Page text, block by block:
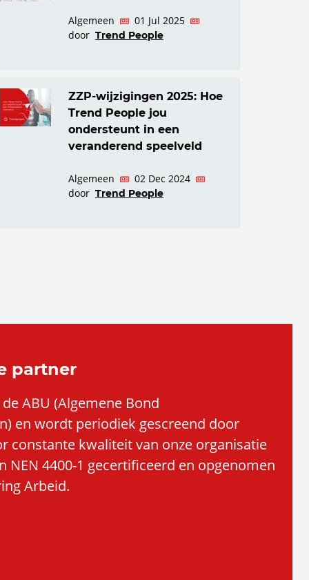
Algemeen
01 Jul 2025
door Trend People
ZZP-wijzigingen 2025: Hoe
Trend People jou
ondersteunt in een
veranderend speelveld
Algemeen
02 Dec 2024
door Trend People
partner
ABU (Algemene Bond
en wordt periodiek gescreend door
constante kwaliteit van onze organisatie
NEN 4400-1 gecertificeerd en opgenomen
Arbeid.